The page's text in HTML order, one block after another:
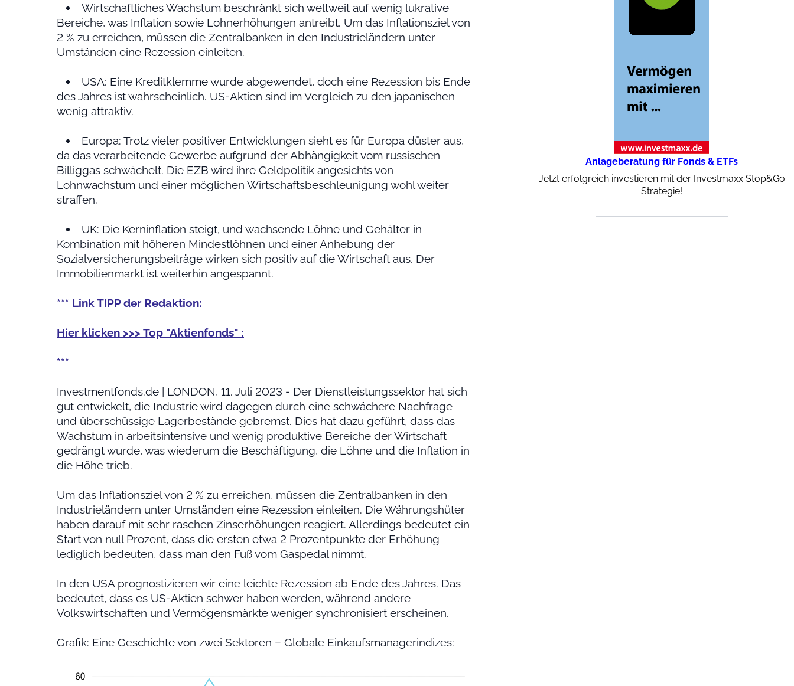
Wirtschaftliches Wachstum beschränkt sich weltweit auf wenig lukrative
Bereiche, was Inflation sowie Lohnerhöhungen antreibt. Um das Inflationsziel von
2 % zu erreichen, müssen die Zentralbanken in den Industrieländern unter
Umständen eine Rezession einleiten.
USA: Eine Kreditklemme wurde abgewendet, doch eine Rezession bis Ende
des Jahres ist wahrscheinlich. US-Aktien sind im Vergleich zu den japanischen
wenig attraktiv.
Europa: Trotz vieler positiver Entwicklungen sieht es für Europa düster aus,
da das verarbeitende Gewerbe aufgrund der Abhängigkeit vom russischen
Billiggas schwächelt. Die EZB wird ihre Geldpolitik angesichts von
Lohnwachstum und einer möglichen Wirtschaftsbeschleunigung wohl weiter
straffen.
UK: Die Kerninflation steigt, und wachsende Löhne und Gehälter in
Kombination mit höheren Mindestlöhnen und einer Anhebung der
Sozialversicherungsbeiträge wirken sich positiv auf die Wirtschaft aus. Der
Immobilienmarkt ist weiterhin angespannt.
*** Link TIPP der Redaktion:
Hier klicken >>> Top "Aktienfonds" :
***
Investmentfonds.de | LONDON, 11. Juli 2023 - Der Dienstleistungssektor hat sich
gut entwickelt, die Industrie wird dagegen durch eine schwächere Nachfrage
und überschüssige Lagerbestände gebremst. Dies hat dazu geführt, dass das
Wachstum in arbeitsintensive und wenig produktive Bereiche der Wirtschaft
gedrängt wurde, was wiederum die Beschäftigung, die Löhne und die Inflation in
die Höhe trieb.
Um das Inflationsziel von 2 % zu erreichen, müssen die Zentralbanken in den
Industrieländern unter Umständen eine Rezession einleiten. Die Währungshüter
haben darauf mit sehr raschen Zinserhöhungen reagiert. Allerdings bedeutet ein
Start von null Prozent, dass die ersten etwa 2 Prozentpunkte der Erhöhung
lediglich bedeuten, dass man den Fuß vom Gaspedal nimmt.
In den USA prognostizieren wir eine leichte Rezession ab Ende des Jahres. Das
bedeutet, dass es US-Aktien schwer haben werden, während andere
Volkswirtschaften und Vermögensmärkte weniger synchronisiert erscheinen.
Grafik: Eine Geschichte von zwei Sektoren – Globale Einkaufsmanagerindizes:
Anlageberatung für Fonds & ETFs
Jetzt erfolgreich investieren mit der Investmaxx Stop&Go
Strategie!